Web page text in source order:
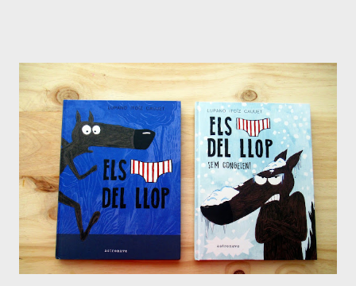
grandes como para pequeños. Pero nuestra zona preferida sin
duda es la de jugar con la tierra, dónde los niños pueden
experimentar con ella, subir, bajar, llenar cubos, trasladarlos...
Dentro del parque encontramos lo que se conserva del antiguo
castillo que da nombre al parque. Además, este parque cuenta
con un tren que circula los domingos (es nuestra asignatura
pendiente), así como también una z...